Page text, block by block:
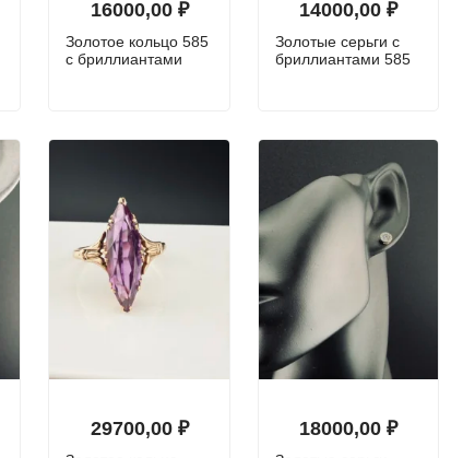
16000,00 ₽
Золотое кольцо 585
с бриллиантами
14000,00 ₽
Золотые серьги с
бриллиантами 585
29700,00 ₽ 18000,00 ₽